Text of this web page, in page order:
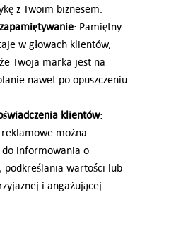
z Twoim biznesem.
: Pamiętny
w głowach klientów,
Twoja marka jest na
nawet po opuszczeniu
klientów:
można
do informowania o
podkreślania wartości lub
i angażującej